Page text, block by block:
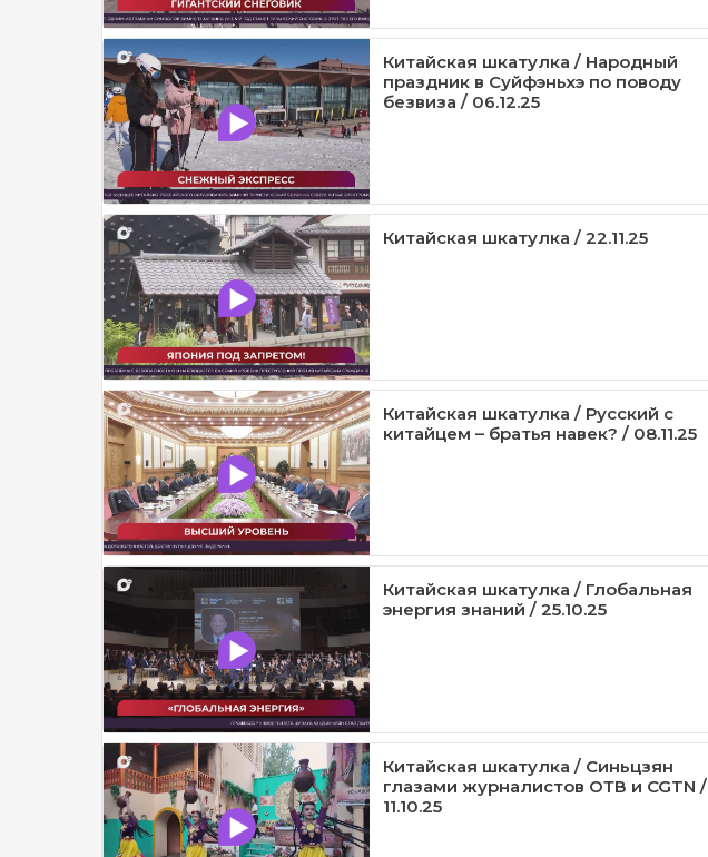
Китайская шкатулка / Народный
праздник в Суйфэньхэ по поводу
безвиза / 06.12.25
Китайская шкатулка / 22.11.25
Китайская шкатулка / Русский с
китайцем – братья навек? / 08.11.25
Китайская шкатулка / Глобальная
энергия знаний / 25.10.25
Китайская шкатулка / Синьцзян
глазами журналистов ОТВ и CGTN /
11.10.25